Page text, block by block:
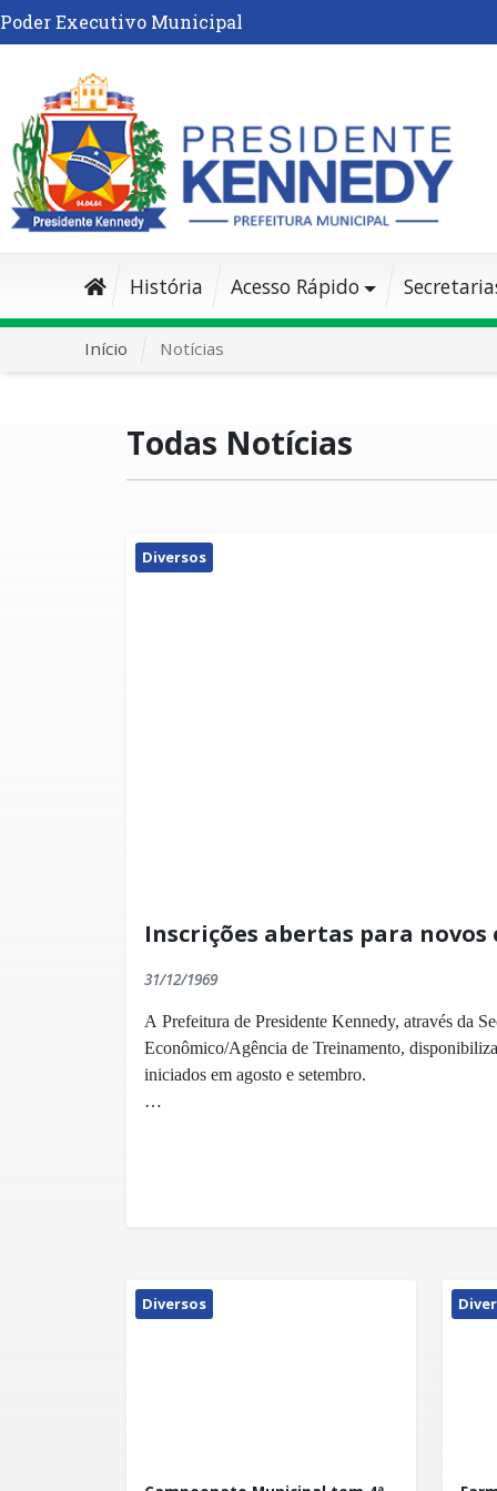
Poder Executivo Municipal
História Acesso Rápido
Início Notícias
Todas Notícias
Diversos
Inscrições abertas para novos
31/12/1969
A Prefeitura de Presidente Kennedy, através da
Econômico/Agência de Treinamento,
iniciados em agosto e setembro.
PEDREIRO EM ALVENARIA DE VEDAÇÃO,
turmas de 13 às 17 h, e das 16 às 22 horas. O
Diversos